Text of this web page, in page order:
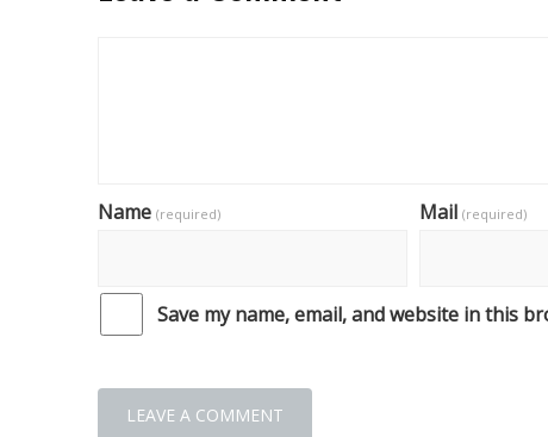
Name (required) Mail (required)
Save my name, email, and website in this